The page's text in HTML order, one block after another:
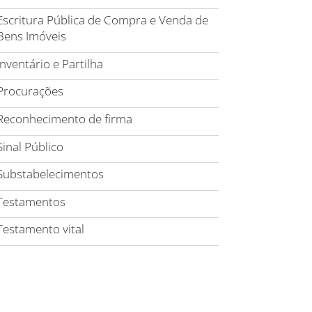
Pública de Compra e Venda de
Imóveis
e Partilha
de firma
Público
vital